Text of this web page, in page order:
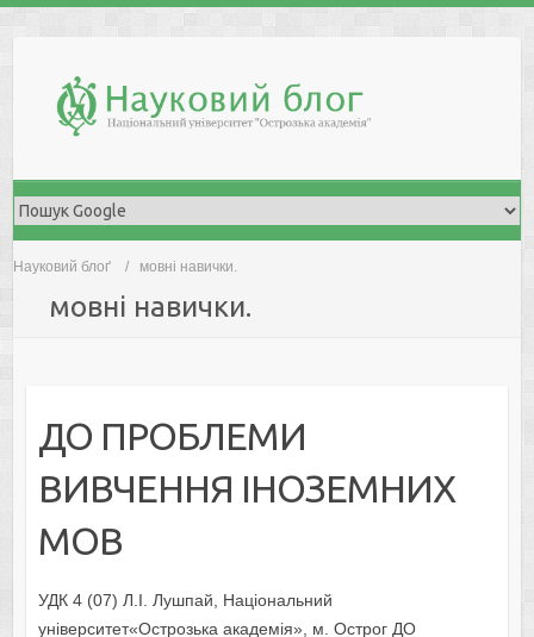
Науковий блоґ мовні навички.
мовні навички.
ДО ПРОБЛЕМИ
ВИВЧЕННЯ ІНОЗЕМНИХ
МОВ
УДК 4 (07) Л.І. Лушпай, Національний
університет«Острозька академія», м. Острог ДО